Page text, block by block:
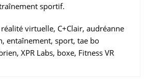
sportif.
virtuelle, C+Clair, audréanne
entaînement, sport, tae bo
XPR Labs, boxe, Fitness VR